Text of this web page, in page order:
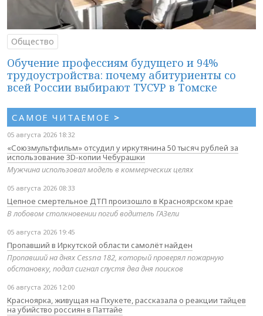
Общество
Обучение профессиям будущего и 94%
трудоустройства: почему абитуриенты со
всей России выбирают ТУСУР в Томске
САМОЕ ЧИТАЕМОЕ >
05 августа 2026 18:32
«Союзмультфильм» отсудил у иркутянина 50 тысяч рублей за
использование 3D-копии Чебурашки
Мужчина использовал модель в коммерческих целях
05 августа 2026 08:33
Цепное смертельное ДТП произошло в Красноярском крае
В лобовом столкновении погиб водитель ГАЗели
05 августа 2026 19:45
Пропавший в Иркутской области самолёт найден
Пропавший на днях Cessna 182, который проверял пожарную
обстановку, подал сигнал спустя два дня поисков
06 августа 2026 12:00
Красноярка, живущая на Пхукете, рассказала о реакции тайцев
на убийство россиян в Паттайе